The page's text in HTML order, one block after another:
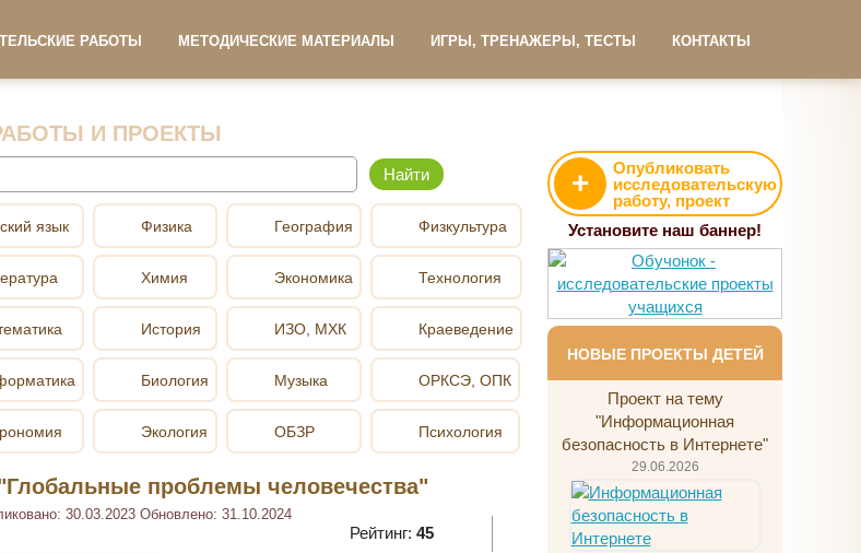
РАБОТЫ МЕТОДИЧЕСКИЕ МАТЕРИАЛЫ ИГРЫ, ТРЕНАЖЕРЫ, ТЕСТЫ КОНТАКТЫ
И ПРОЕКТЫ
язык Физика
Химия
История
Биология
Экология
География
Экономика
ИЗО, МХК
Музыка
ОБЗР
Физкультура
Технология
Краеведение
ОРКСЭ, ОПК
Психология
проблемы человечества"
30.03.2023 Обновлено: 31.10.2024
Рейтинг: 45
+
Опубликовать
исследовательскую
работу, проект
Установите наш баннер!
НОВЫЕ ПРОЕКТЫ ДЕТЕЙ
Проект на тему
"Информационная
безопасность в Интернете"
29.06.2026